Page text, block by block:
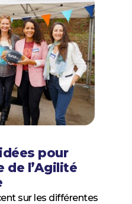
pour
de l’Agilité
sur les différentes